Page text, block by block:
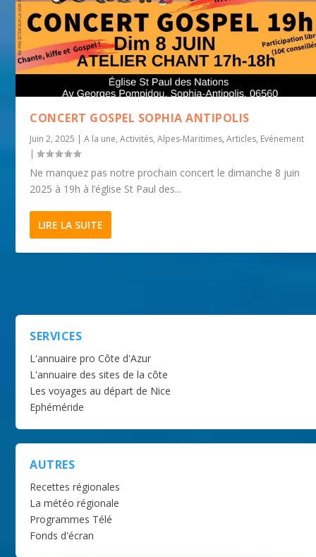
CONCERT GOSPEL SOPHIA ANTIPOLIS
Juin 2, 2025 |A la une,Activités,Alpes-Maritimes,Articles, Evénement
|
Ne manquez pas notre prochain concert le dimanche 8 juin
2025 à 19h à l’église St Paul des...
LIRE LA SUITE
SERVICES
L'annuaire pro Côte d'Azur
L'annuaire des sites de la côte
Les voyages au départ de Nice
Ephéméride
AUTRES
Recettes régionales
La météo régionale
Programmes Télé
Fonds d'écran